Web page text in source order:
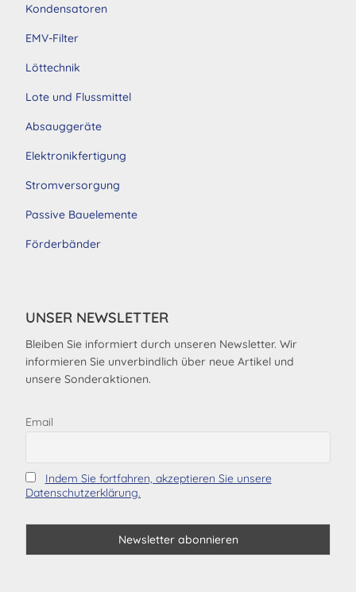
Kondensatoren
EMV-Filter
Löttechnik
Lote und Flussmittel
Absauggeräte
Elektronikfertigung
Stromversorgung
Passive Bauelemente
Förderbänder
UNSER NEWSLETTER
Bleiben Sie informiert durch unseren Newsletter. Wir
informieren Sie unverbindlich über neue Artikel und
unsere Sonderaktionen.
Email
Indem Sie fortfahren, akzeptieren Sie unsere
Datenschutzerklärung.